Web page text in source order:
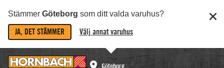
Stämmer Göteborg som ditt valda varuhus?
JA, DET STÄMMER Välj annat varuhus
Göteborg